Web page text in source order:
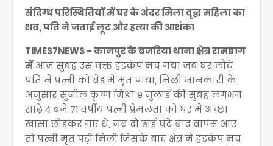
संदिग्ध परिस्थितियों में घर के अंदर मिला वृद्ध महिला का
शव, पति ने जताई लूट और हत्या की आशंका
TIMES7NEWS - कानपुर के बजरिया थाना क्षेत्र रामबाग
मेंआज सुबह उस वक्त हड़कंप मच गया जब घर लौटे
पति ने पत्नी को बेड में मृत पाया, मिली जानकारी के
अनुसार सुनील कृष्ण मिश्रा 9 जुलाई की सुबह लगभग
साढ़े 4 बजे 71 वर्षीय पत्नी प्रेमलता को घर में अच्छा
खासा छोड़कर गए थे, जब दो ढाई घंटे बाद वापस आए
तो पत्नी मृत पड़ी मिली जिसके बाद क्षेत्र में हड़कंप मच